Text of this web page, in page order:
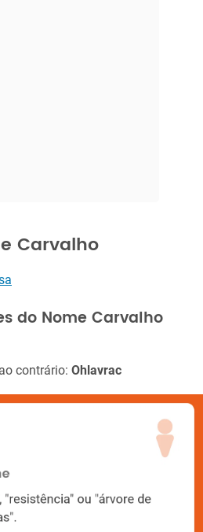
Carvalho
do Nome Carvalho
contrário: Ohlavrac